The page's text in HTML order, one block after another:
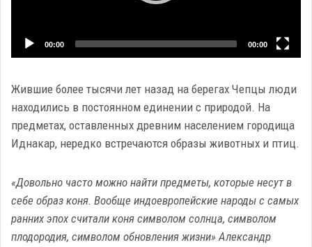
00:00 00:00
Жившие более тысячи лет назад на берегах Чепцы люди
находились в постоянном единении с природой. На
предметах, оставленных древним населением городища
Иднакар, нередко встречаются образы животных и птиц.
«Довольно часто можно найти предметы, которые несут в
себе образ коня. Вообще индоевропейские народы с самых
ранних эпох считали коня символом солнца, символом
плодородия, символом обновления жизни» Александр